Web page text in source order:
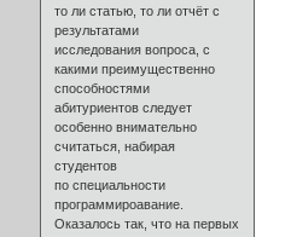
то ли статью, то ли отчёт с
результатами
исследования вопроса, с
какими преимущественно
способностями
абитуриентов следует
особенно внимательно
считаться, набирая
студентов
по специальности
программироавание.
Оказалось так, что на первых